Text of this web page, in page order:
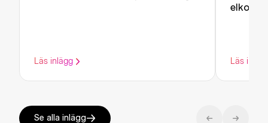
Läs inlägg Läs
Se alla inlägg